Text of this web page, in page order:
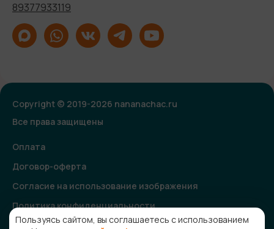
89377933119
Copyright © 2019-2026 nananachac.ru
Все права защищены
Оплата
Договор-оферта
Согласие на использование изображения
Политика конфиденциальности
Согласие на получение рекламной и информационной
Пользуясь сайтом, вы соглашаетесь с использованием